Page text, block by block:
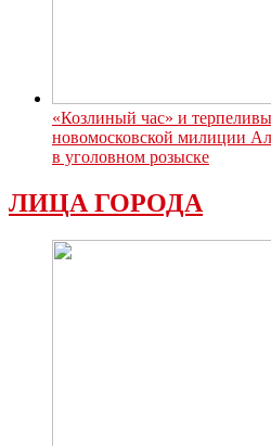
«Козлиный час» и
новомосковской милиции
в уголовном розыске
ЛИЦА ГОРОДА